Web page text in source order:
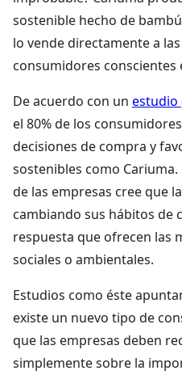
sostenible hecho de
lo vende directamente a
consumidores conscientes
De acuerdo con un estudio
el 80% de los
decisiones de compra y
sostenibles como
de las empresas cree que
cambiando sus hábitos de
respuesta que ofrecen las
sociales o ambientales.
Estudios como éste
existe un nuevo tipo de
que las empresas deben
simplemente sobre la